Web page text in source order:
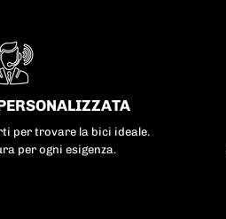
per trovare la bici ideale.
per ogni esigenza.